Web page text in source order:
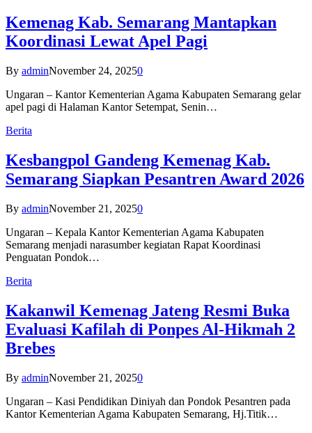
Kemenag Kab. Semarang Mantapkan
Koordinasi Lewat Apel Pagi
By adminNovember 24, 20250
Ungaran – Kantor Kementerian Agama Kabupaten Semarang gelar
apel pagi di Halaman Kantor Setempat, Senin…
Berita
Kesbangpol Gandeng Kemenag Kab.
Semarang Siapkan Pesantren Award 2026
By adminNovember 21, 20250
Ungaran – Kepala Kantor Kementerian Agama Kabupaten
Semarang menjadi narasumber kegiatan Rapat Koordinasi
Penguatan Pondok…
Berita
Kakanwil Kemenag Jateng Resmi Buka
Evaluasi Kafilah di Ponpes Al-Hikmah 2
Brebes
By adminNovember 21, 20250
Ungaran – Kasi Pendidikan Diniyah dan Pondok Pesantren pada
Kantor Kementerian Agama Kabupaten Semarang, Hj.Titik…